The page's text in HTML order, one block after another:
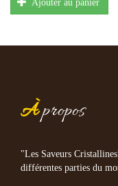
Ajouter au panier
Àpropos
"Les Saveurs
différentes parties du